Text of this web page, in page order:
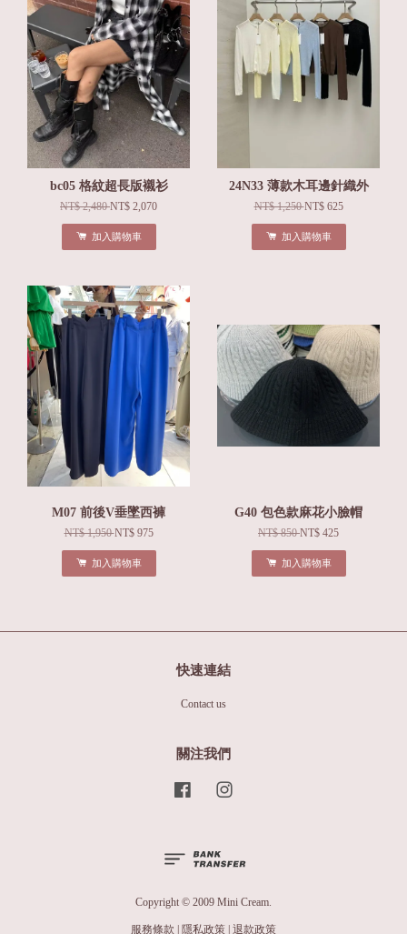
bc05 格紋超長版襯衫
NT$ 2,480NT$ 2,070
加入購物車
24N33 薄款木耳邊針織外
NT$ 1,250NT$ 625
加入購物車
M07 前後V垂墜西褲
NT$ 1,950NT$ 975
加入購物車
G40 包色款麻花小臉帽
NT$ 850NT$ 425
加入購物車
快速連結
Contact us
關注我們
Facebook
Copyright © 2009 Mini Cream.
服務條款 隱私政策 退款政策